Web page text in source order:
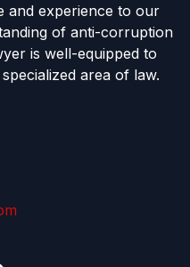
and experience to our
of anti-corruption
is well-equipped to
area of law.